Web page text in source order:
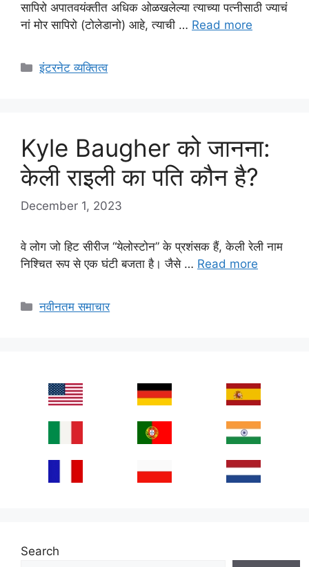
सापिरो अपातवयंक्तीत अधिक ओळखलेल्या त्याच्या पत्नीसाठी ज्याचं
नां मोर सापिरो (टोलेडानो) आहे, त्याची … Read more
Categories
इंटरनेट व्यक्तित्व
Kyle Baugher को जानना:
केली राइली का पति कौन है?
December 1, 2023
वे लोग जो हिट सीरीज “येलोस्टोन” के प्रशंसक हैं, केली रेली नाम
निश्चित रूप से एक घंटी बजता है। जैसे … Read more
Categories
नवीनतम समाचार
Search